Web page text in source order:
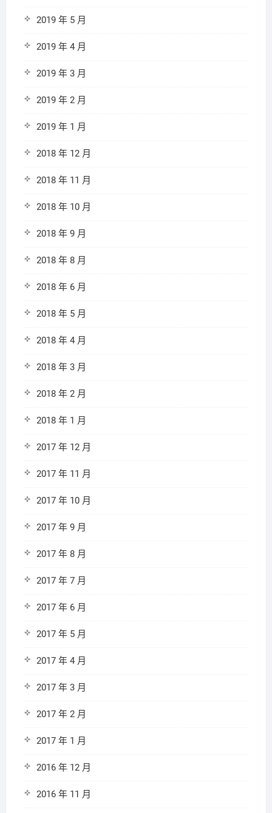
2019 年 5 月
2019 年 4 月
2019 年 3 月
2019 年 2 月
2019 年 1 月
2018 年 12 月
2018 年 11 月
2018 年 10 月
2018 年 9 月
2018 年 8 月
2018 年 6 月
2018 年 5 月
2018 年 4 月
2018 年 3 月
2018 年 2 月
2018 年 1 月
2017 年 12 月
2017 年 11 月
2017 年 10 月
2017 年 9 月
2017 年 8 月
2017 年 7 月
2017 年 6 月
2017 年 5 月
2017 年 4 月
2017 年 3 月
2017 年 2 月
2017 年 1 月
2016 年 12 月
2016 年 11 月